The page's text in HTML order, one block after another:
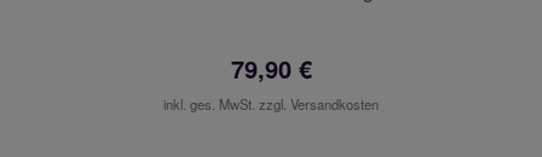
79,90 €
inkl. ges. MwSt. zzgl. Versandkosten